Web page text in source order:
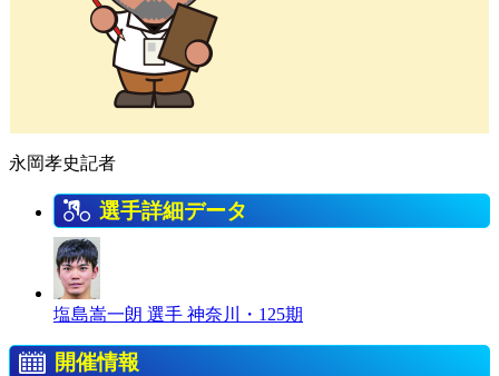
永岡孝史記者
選手詳細データ
塩島嵩一朗 選手 神奈川・125期
開催情報